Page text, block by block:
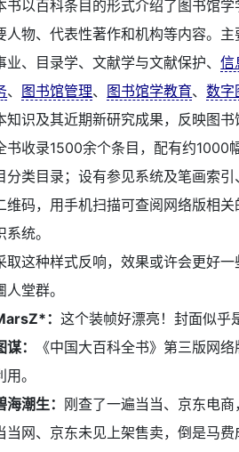
书以百科条目的形式介绍了图书馆
人物、代表性著作和机构等内容。
业、目录学、文献学与文献保护、信
、 图书馆管理、 图书馆学教育、数字
知识及其近期新研究成果，反映图
书收录1500余个条目，配有约1000
分类目录；设有参见系统及笔画索
维码，用手机扫描可查阅网络版相
系统。
取这种样式反响，效果或许会更好
人堂群。
：这个装帧好漂亮！封面似乎
谋：
《中国大百科全书》第三版网
用。
海潮生： 刚查了一遍当当、京东电商
当网、京东未见上架售卖，倒是马